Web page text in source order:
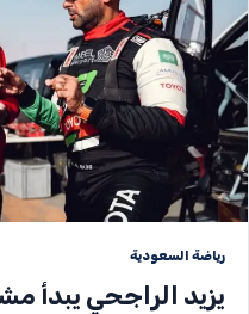
رياضة السعودية
يزيد الراجحي يبدأ